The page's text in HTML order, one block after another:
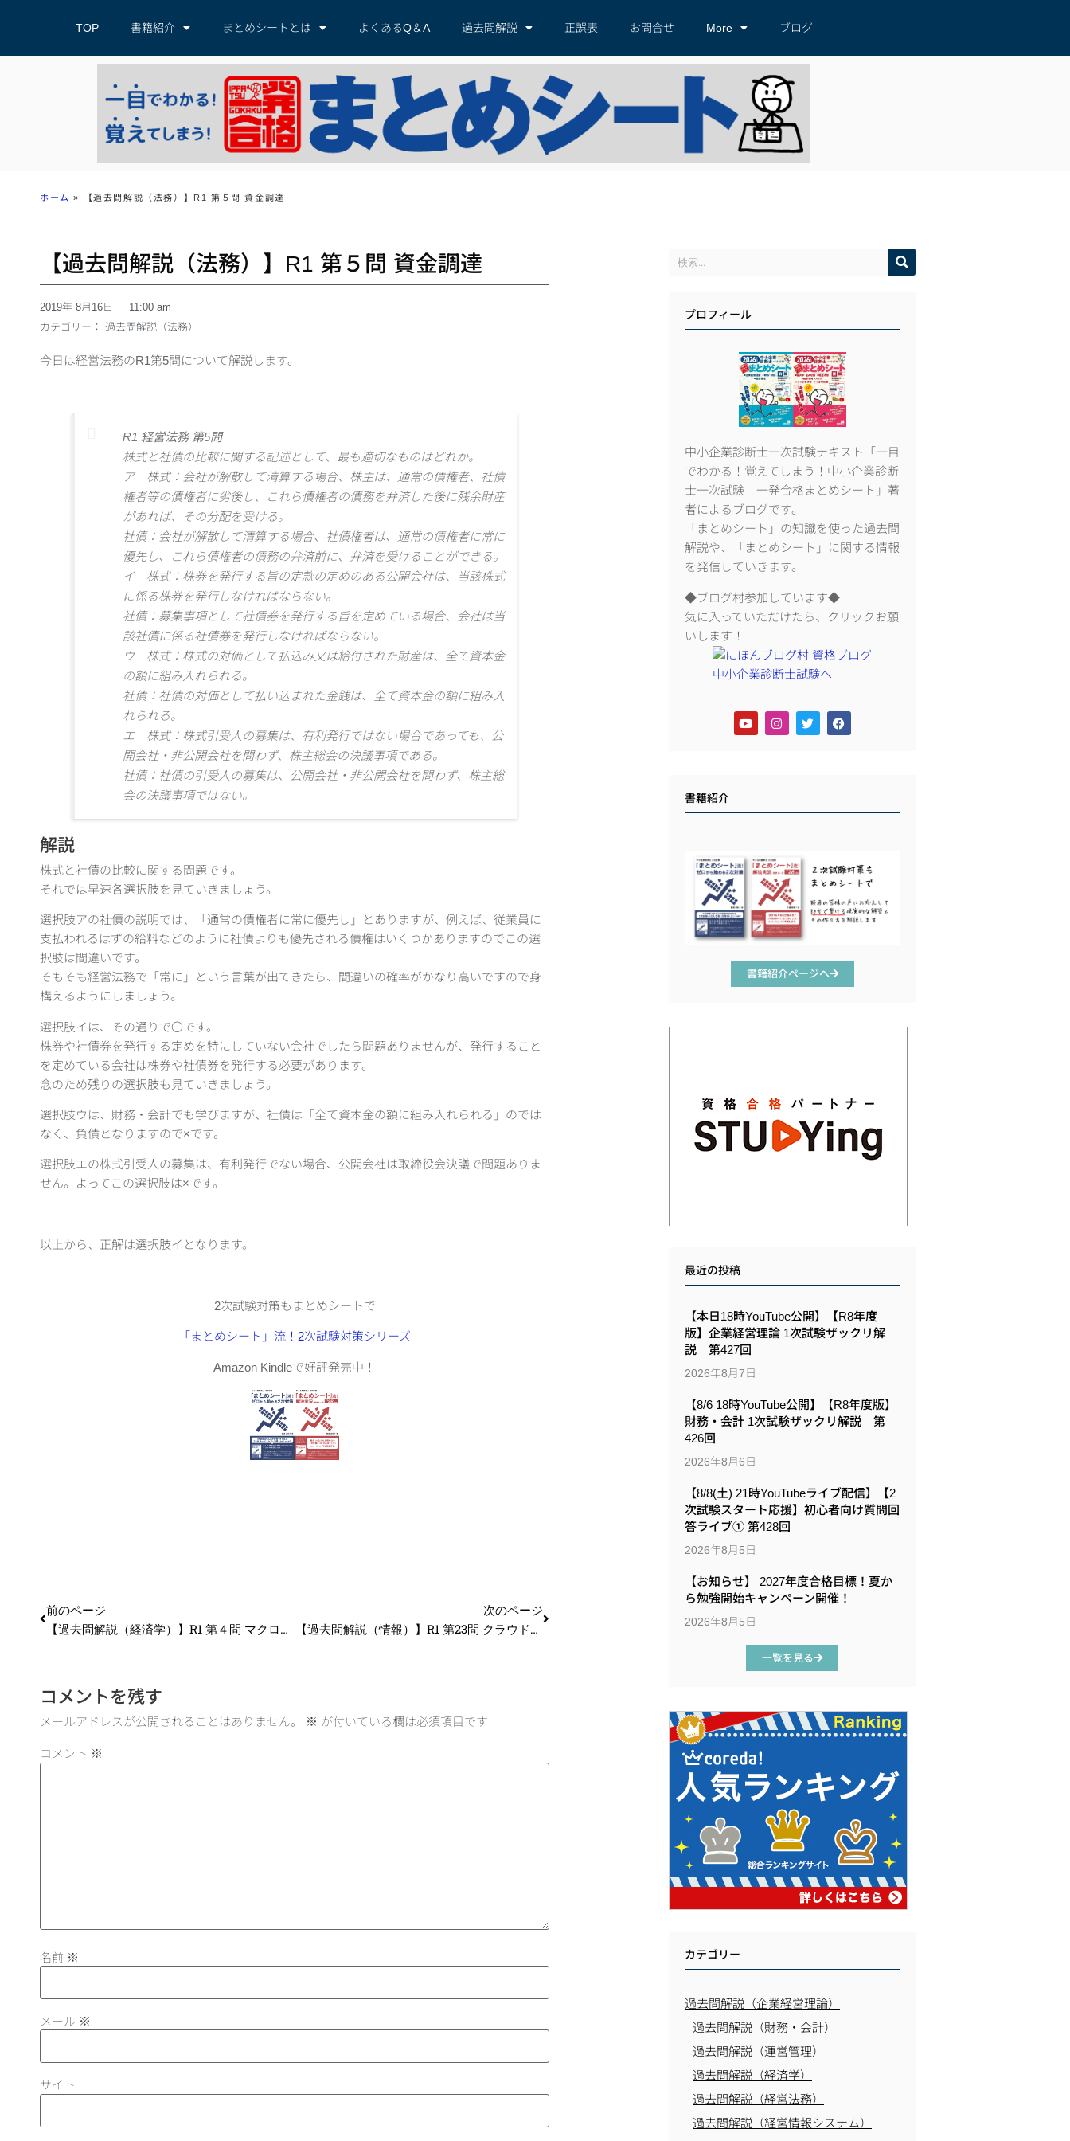
TOP 書籍紹介 まとめシートとは よくあるQ＆A 過去問解説 正誤表 お問合せ More ブログ
ホーム » 【過去問解説（法務）】R1 第５問 資金調達
【過去問解説（法務）】R1 第５問 資金調達
2019年 8月16日
11:00 am
カテゴリー： 過去問解説（法務）
今日は経営法務のR1第5問について解説します。
R1 経営法務 第5問
株式と社債の比較に関する記述として、最も適切なものはどれか。
ア 株式：会社が解散して清算する場合、株主は、通常の債権者、社債
権者等の債権者に劣後し、これら債権者の債務を弁済した後に残余財産
があれば、その分配を受ける。
社債：会社が解散して清算する場合、社債権者は、通常の債権者に常に
優先し、これら債権者の債務の弁済前に、弁済を受けることができる。
イ 株式：株券を発行する旨の定款の定めのある公開会社は、当該株式
に係る株券を発行しなければならない。
社債：募集事項として社債券を発行する旨を定めている場合、会社は当
該社債に係る社債券を発行しなければならない。
ウ 株式：株式の対価として払込み又は給付された財産は、全て資本金
の額に組み入れられる。
社債：社債の対価として払い込まれた金銭は、全て資本金の額に組み入
れられる。
エ 株式：株式引受人の募集は、有利発行ではない場合であっても、公
開会社・非公開会社を問わず、株主総会の決議事項である。
社債：社債の引受人の募集は、公開会社・非公開会社を問わず、株主総
会の決議事項ではない。
解説
株式と社債の比較に関する問題です。
それでは早速各選択肢を見ていきましょう。
選択肢アの社債の説明では、「通常の債権者に常に優先し」とありますが、例えば、従業員に
支払われるはずの給料などのように社債よりも優先される債権はいくつかありますのでこの選
択肢は間違いです。
そもそも経営法務で「常に」という言葉が出てきたら、間違いの確率がかなり高いですので身
構えるようにしましょう。
選択肢イは、その通りで〇です。
株券や社債券を発行する定めを特にしていない会社でしたら問題ありませんが、発行すること
を定めている会社は株券や社債券を発行する必要があります。
念のため残りの選択肢も見ていきましょう。
選択肢ウは、財務・会計でも学びますが、社債は「全て資本金の額に組み入れられる」のでは
なく、負債となりますので×です。
選択肢エの株式引受人の募集は、有利発行でない場合、公開会社は取締役会決議で問題ありま
せん。よってこの選択肢は×です。
以上から、正解は選択肢イとなります。
2次試験対策もまとめシートで
「まとめシート」流！2次試験対策シリーズ
Amazon Kindleで好評発売中！
—–
前のページ
【過去問解説（経済学）】R1 第４問 マクロ経済学の諸理論
次のページ
【過去問解説（情報）】R1 第23問 クラウドコンピューティング
コメントを残す
メールアドレスが公開されることはありません。 ※ が付いている欄は必須項目です
コメント ※
名前 ※
メール ※
サイト
プロフィール
中小企業診断士一次試験テキスト「一目
でわかる！覚えてしまう！中小企業診断
士一次試験 一発合格まとめシート」著
者によるブログです。
「まとめシート」の知識を使った過去問
解説や、「まとめシート」に関する情報
を発信していきます。
◆ブログ村参加しています◆
気に入っていただけたら、クリックお願
いします！
書籍紹介
書籍紹介ページへ
最近の投稿
【本日18時YouTube公開】【R8年度
版】企業経営理論 1次試験ザックリ解
説 第427回
2026年8月7日
【8/6 18時YouTube公開】【R8年度版】
財務・会計 1次試験ザックリ解説 第
426回
2026年8月6日
【8/8(土) 21時YouTubeライブ配信】【2
次試験スタート応援】初心者向け質問回
答ライブ① 第428回
2026年8月5日
【お知らせ】 2027年度合格目標！夏か
ら勉強開始キャンペーン開催！
2026年8月5日
一覧を見る
カテゴリー
過去問解説（企業経営理論）
過去問解説（財務・会計）
過去問解説（運営管理）
過去問解説（経済学）
過去問解説（経営法務）
過去問解説（経営情報システム）